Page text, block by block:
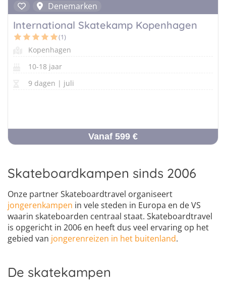
Denemarken
International Skatekamp Kopenhagen
(1)
Kopenhagen
10-18 jaar
9 dagen | juli
Vanaf 599 €
Skateboardkampen sinds 2006
Onze partner Skateboardtravel organiseert
jongerenkampen in vele steden in Europa en de VS
waarin skateboarden centraal staat. Skateboardtravel
is opgericht in 2006 en heeft dus veel ervaring op het
gebied van jongerenreizen in het buitenland.
De skatekampen